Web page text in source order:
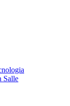
Salle